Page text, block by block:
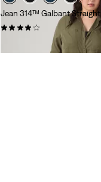
Jean 314™ Galbant Straight
(120)